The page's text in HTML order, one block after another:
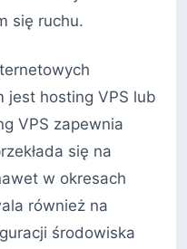
się ruchu.
jest hosting VPS lub
VPS zapewnia
się na
w okresach
również na
środowiska